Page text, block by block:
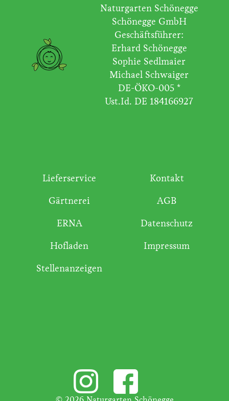
Naturgarten Schönegge
Schönegge GmbH
Geschäftsführer:
Erhard Schönegge
Sophie Sedlmaier
Michael Schwaiger
DE-ÖKO-005 *
Ust.Id. DE 184166927
Lieferservice
Gärtnerei
ERNA
Hofladen
Stellenanzeigen
Kontakt
AGB
Datenschutz
Impressum